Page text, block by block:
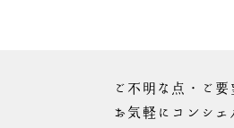
ご不明な点・ご要
お気軽にコンシェ